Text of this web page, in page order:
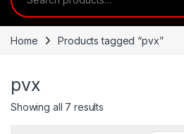
Home Products tagged “pvx”
pvx
Showing all 7 results